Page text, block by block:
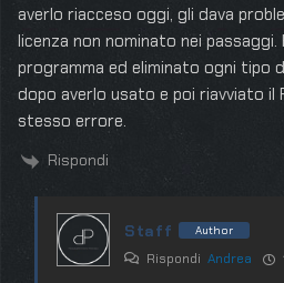
averlo riacceso oggi, gli dava
licenza non nominato nei
programma ed eliminato ogni tipo
dopo averlo usato e poi riavviato il
stesso errore.
Rispondi
Staff Author
Rispondi Andrea